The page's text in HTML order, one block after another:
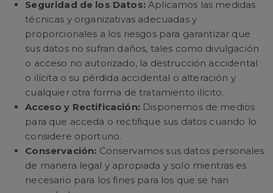
Seguridad de los Datos:Aplicamos las medidas
técnicas y organizativas adecuadas y
proporcionales a los riesgos para garantizar que
sus datos no sufran daños, tales como divulgación
o acceso no autorizado, la destrucción accidental
o ilícita o su pérdida accidental o alteración y
cualquier otra forma de tratamiento ilícito.
Acceso y Rectificación:Disponemos de medios
para que acceda o rectifique sus datos cuando lo
considere oportuno.
Conservación: Conservamos sus datos personales
de manera legal y apropiada y solo mientras es
necesario para los fines para los que se han